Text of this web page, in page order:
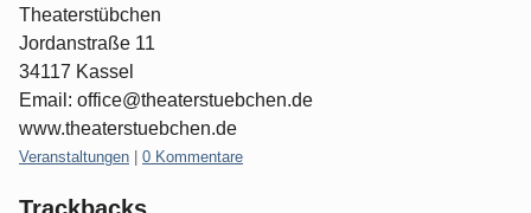
Theaterstübchen
Jordanstraße 11
34117 Kassel
Email: office@theaterstuebchen.de
www.theaterstuebchen.de
Kategorien:
Veranstaltungen 0 Kommentare